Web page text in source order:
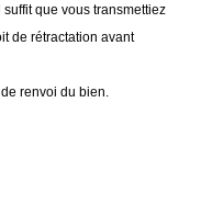
que vous transmettiez
de rétractation avant
renvoi du bien.